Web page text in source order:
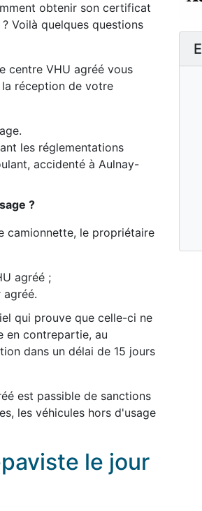
obtenir son certificat
? Voilà quelques questions
centre VHU agréé vous
la réception de votre
les réglementations
accidenté à Aulnay-
?
camionnette, le propriétaire
agréé ;
qui prouve que celle-ci ne
en contrepartie, au
dans un délai de 15 jours
est passible de sanctions
les véhicules hors d'usage
le jour